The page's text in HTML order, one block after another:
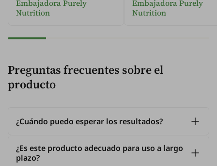
Embajadora Purely
Nutrition
Embajadora Purely
Nutrition
Preguntas frecuentes sobre el
producto
¿Cuándo puedo esperar los resultados?
¿Es este producto adecuado para uso a largo
plazo?